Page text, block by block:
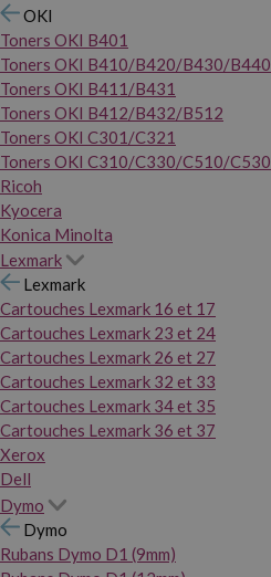
OKI
Toners OKI B401
Toners OKI B410/B420/B430/B440
Toners OKI B411/B431
Toners OKI B412/B432/B512
Toners OKI C301/C321
Toners OKI C310/C330/C510/C530
Ricoh
Kyocera
Konica Minolta
Lexmark
Lexmark
Cartouches Lexmark 16 et 17
Cartouches Lexmark 23 et 24
Cartouches Lexmark 26 et 27
Cartouches Lexmark 32 et 33
Cartouches Lexmark 34 et 35
Cartouches Lexmark 36 et 37
Xerox
Dell
Dymo
Dymo
Rubans Dymo D1 (9mm)